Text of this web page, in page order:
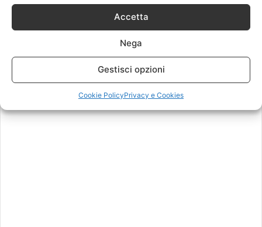
Accetta
Nega
Gestisci opzioni
Cookie PolicyPrivacy e Cookies